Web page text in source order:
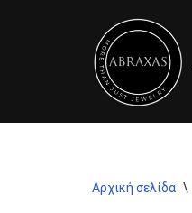
Μεταπηδήστε
Αρχική σελίδα \